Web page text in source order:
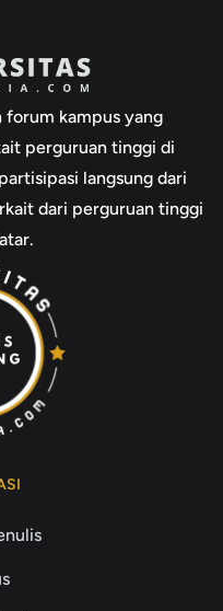
forum kampus yang
perguruan tinggi di
langsung dari
dari perguruan tinggi